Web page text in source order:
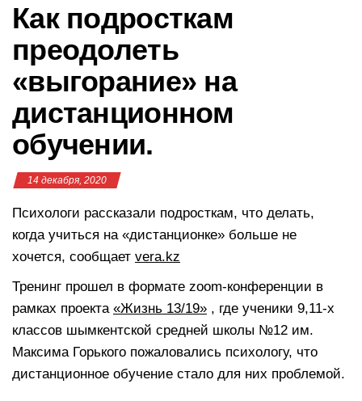
Как подросткам
преодолеть
«выгорание» на
дистанционном
обучении.
14 декабря, 2020
Психологи рассказали подросткам, что делать,
когда учиться на «дистанционке» больше не
хочется, сообщает vera.kz
Тренинг прошел в формате zoom-конференции в
рамках проекта «Жизнь 13/19» , где ученики 9,11-х
классов шымкентской средней школы №12 им.
Максима Горького пожаловались психологу, что
дистанционное обучение стало для них проблемой.